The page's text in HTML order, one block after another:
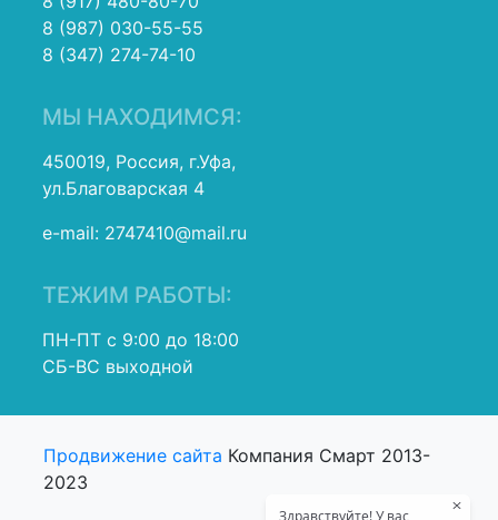
8 (987) 030-55-55
8 (347) 274-74-10
МЫ НАХОДИМСЯ:
450019, Россия, г.Уфа,
ул.Благоварская 4
e-mail: 2747410@mail.ru
ТЕЖИМ РАБОТЫ:
ПН-ПТ с 9:00 до 18:00
СБ-ВС выходной
Продвижение сайта Компания Смарт 2013-
2023
Здравствуйте! У вас